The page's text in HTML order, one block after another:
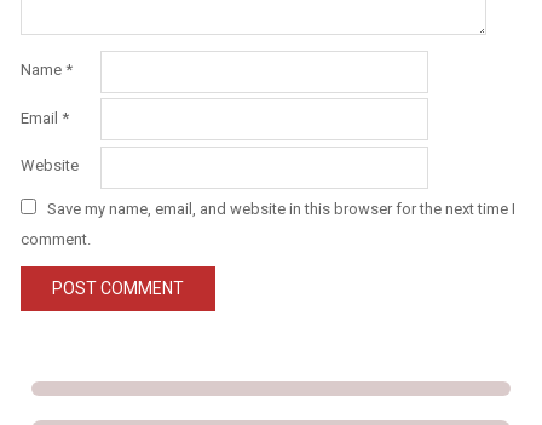
Name *
Email *
Website
Save my name, email, and website in this browser for the next time I
comment.